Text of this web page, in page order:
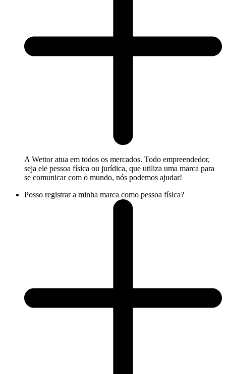
A Wettor atua em todos os mercados. Todo empreendedor,
seja ele pessoa física ou jurídica, que utiliza uma marca para
se comunicar com o mundo, nós podemos ajudar!
Posso registrar a minha marca como pessoa física?